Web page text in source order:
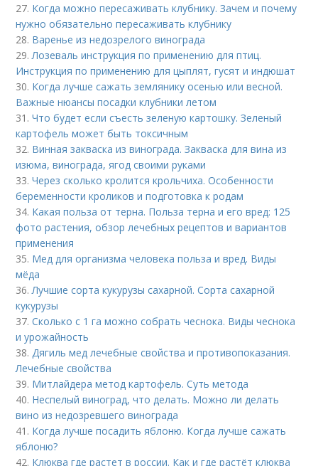
27. Когда можно пересаживать клубнику. Зачем и почему
нужно обязательно пересаживать клубнику
28. Варенье из недозрелого винограда
29.Лозеваль инструкция по применению для птиц.
Инструкция по применению для цыплят, гусят и индюшат
30. Когда лучше сажать землянику осенью или весной.
Важные нюансы посадки клубники летом
31.Что будет если съесть зеленую картошку. Зеленый
картофель может быть токсичным
32. Винная закваска из винограда. Закваска для вина из
изюма, винограда, ягод своими руками
33.Через сколько кролится крольчиха. Особенности
беременности кроликов и подготовка к родам
34. Какая польза от терна. Польза терна и его вред: 125
фото растения, обзор лечебных рецептов и вариантов
применения
35. Мед для организма человека польза и вред. Виды
мёда
36.Лучшие сорта кукурузы сахарной. Сорта сахарной
кукурузы
37.Сколько с 1 га можно собрать чеснока. Виды чеснока
и урожайность
38.Дягиль мед лечебные свойства и противопоказания.
Лечебные свойства
39. Митлайдера метод картофель. Суть метода
40. Неспелый виноград, что делать. Можно ли делать
вино из недозревшего винограда
41. Когда лучше посадить яблоню. Когда лучше сажать
яблоню?
42. Клюква где растет в россии. Как и где растёт клюква